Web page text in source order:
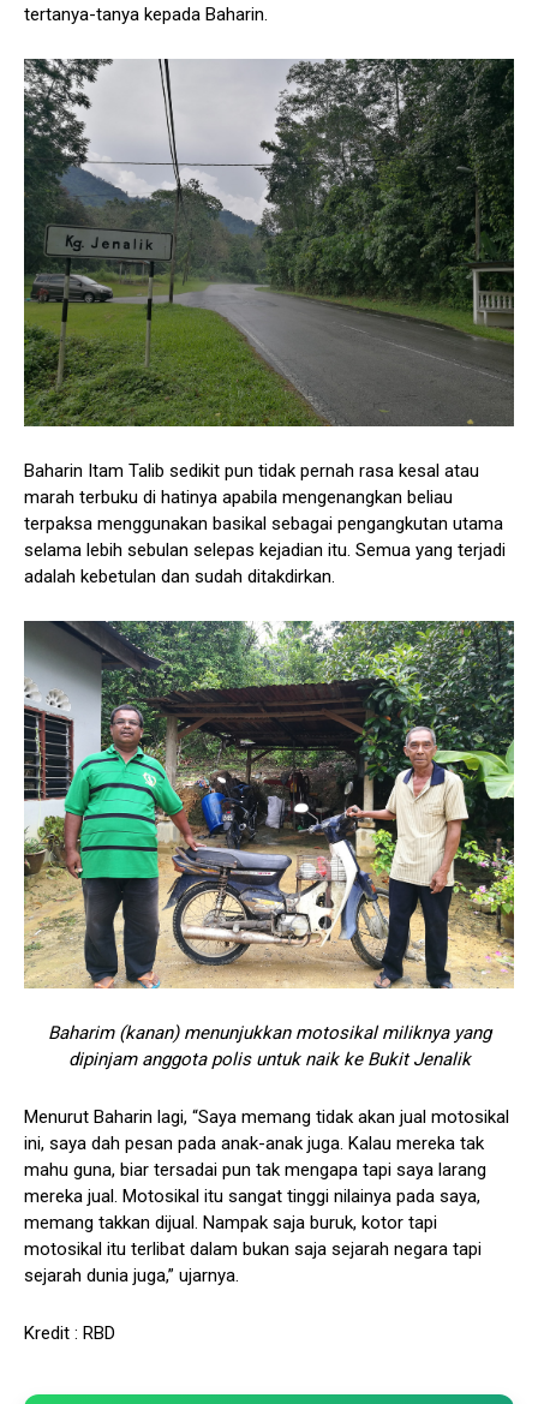
tertanya-tanya kepada Baharin.
Baharin Itam Talib sedikit pun tidak pernah rasa kesal atau
marah terbuku di hatinya apabila mengenangkan beliau
terpaksa menggunakan basikal sebagai pengangkutan utama
selama lebih sebulan selepas kejadian itu. Semua yang terjadi
adalah kebetulan dan sudah ditakdirkan.
Baharim (kanan) menunjukkan motosikal miliknya yang
dipinjam anggota polis untuk naik ke Bukit Jenalik
Menurut Baharin lagi, “Saya memang tidak akan jual motosikal
ini, saya dah pesan pada anak-anak juga. Kalau mereka tak
mahu guna, biar tersadai pun tak mengapa tapi saya larang
mereka jual. Motosikal itu sangat tinggi nilainya pada saya,
memang takkan dijual. Nampak saja buruk, kotor tapi
motosikal itu terlibat dalam bukan saja sejarah negara tapi
sejarah dunia juga,” ujarnya.
Kredit : RBD